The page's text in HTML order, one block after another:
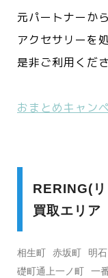
元パートナーか
アクセサリーを
是非ご利用くださ
おまとめキャン
RERING(
買取エリア
相生町 赤坂町 明石
礎町通上一ノ町
一